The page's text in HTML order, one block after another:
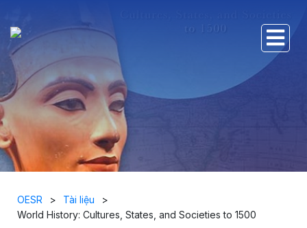
OESR > Tài liệu
>
World History: Cultures, States, and Societies to 1500